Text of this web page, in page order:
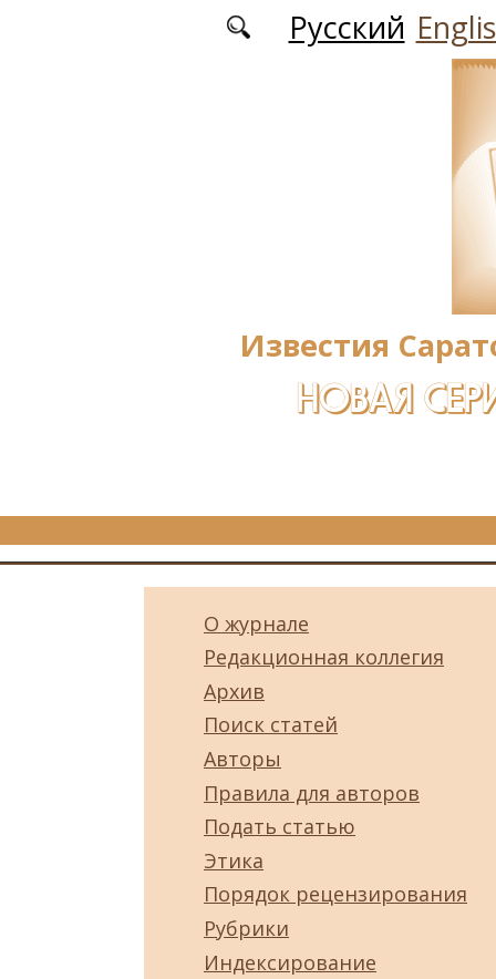
Перейти к основному содержаниюРусский
Известия
НОВАЯ
О журнале
Редакционная коллегия
Архив
Поиск статей
Авторы
Правила для авторов
Подать статью
Этика
Порядок рецензирования
Рубрики
Индексирование